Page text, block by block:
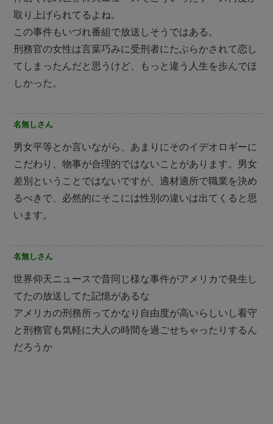
取り上げられてるよね。
この事件もいづれ番組で放送しそうではある。
刑務官の女性は言葉巧みに受刑者にたぶらかされて恋し
てしまったんだと思うけど、もっと違う人生を歩んでほ
しかった。
名無しさん
男女平等とか言いながら、あまりにそのイデオロギーに
こだわり、物事が合理的ではないことがあります。男女
差別ということではないですが、適材適所で職業を決め
るべきで、必然的にそこには性別の違いは出てくると思
います。
名無しさん
世界仰天ニュースで昔同じ様な事件がアメリカで発生し
てたの放送してた記憶があるな
アメリカの刑務所ってかなり自由度が高いらしいし看守
と刑務官も気軽に大人の時間を過ごせちゃったりするん
だろうか